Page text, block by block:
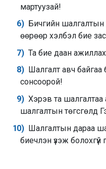
мартуузай!
Бичгийн шалгалтын
өөрөөр хэлбэл бие
Та бие даан
Шалгалт авч
сонсоорой!
Хэрэв та
шалгалтын төгсгөлд
Шалгалтын дараа
биечлэн үзэж болохгүй